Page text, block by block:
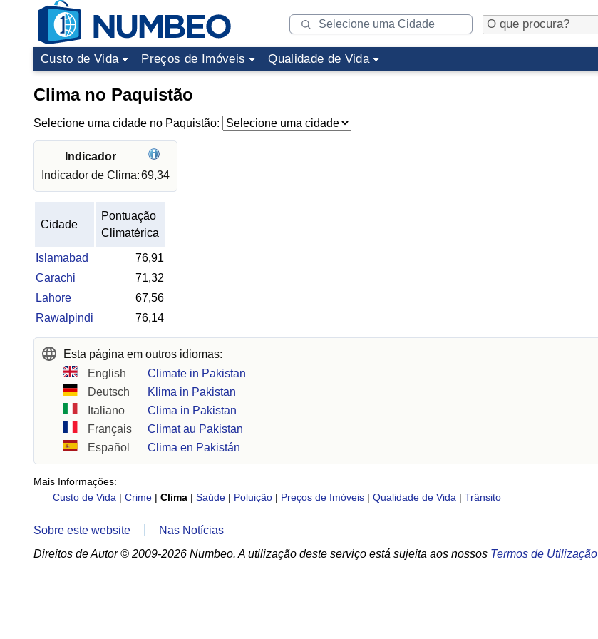
Custo de Vida Preços de Imóveis Qualidade de Vida
Clima no Paquistão
Selecione uma cidade no Paquistão:
Indicador
Indicador de Clima:69,34
Cidade
Pontuação
Climatérica
Islamabad
76,91
Carachi
71,32
Lahore
67,56
Rawalpindi
76,14
Esta página em outros idiomas:
English
Climate in Pakistan
Deutsch
Klima in Pakistan
Italiano
Clima in Pakistan
Français
Climat au Pakistan
Español
Clima en Pakistán
Mais Informações:
Custo de Vida | Crime | Clima | Saúde | Poluição | Preços de Imóveis | Qualidade de Vida | Trânsito
Sobre este website
Nas Notícias
Direitos de Autor © 2009-2026 Numbeo. A utilização deste serviço está sujeita aos nossos Termos de Utilização